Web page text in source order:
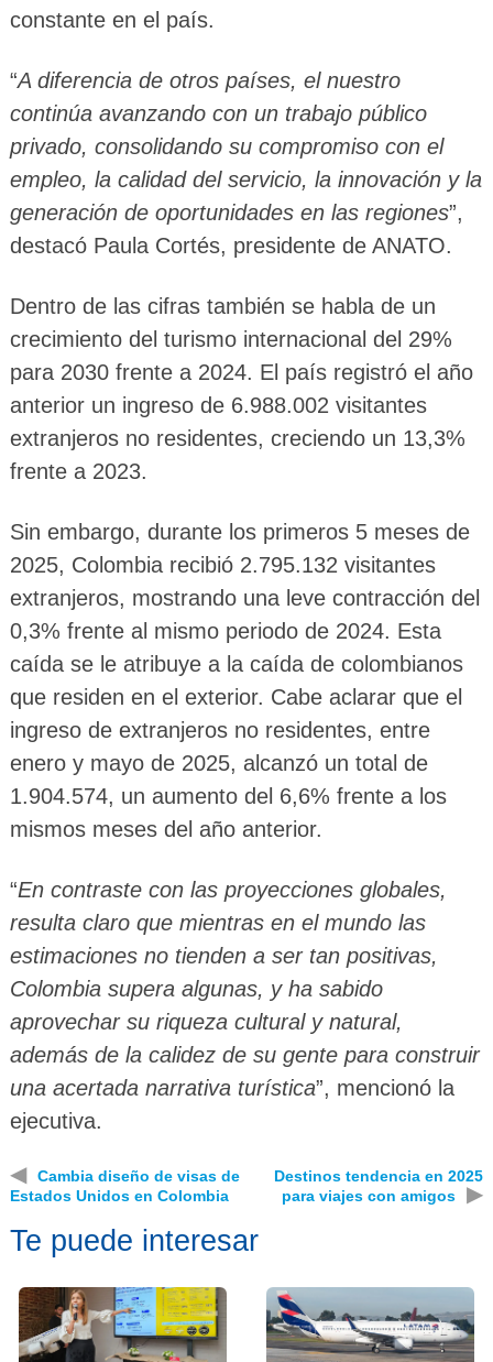
constante en el país.
“A diferencia de otros países, el nuestro
continúa avanzando con un trabajo público
privado, consolidando su compromiso con el
empleo, la calidad del servicio, la innovación y la
generación de oportunidades en las regiones”,
destacó Paula Cortés, presidente de ANATO.
Dentro de las cifras también se habla de un
crecimiento del turismo internacional del 29%
para 2030 frente a 2024. El país registró el año
anterior un ingreso de 6.988.002 visitantes
extranjeros no residentes, creciendo un 13,3%
frente a 2023.
Sin embargo, durante los primeros 5 meses de
2025, Colombia recibió 2.795.132 visitantes
extranjeros, mostrando una leve contracción del
0,3% frente al mismo periodo de 2024. Esta
caída se le atribuye a la caída de colombianos
que residen en el exterior. Cabe aclarar que el
ingreso de extranjeros no residentes, entre
enero y mayo de 2025, alcanzó un total de
1.904.574, un aumento del 6,6% frente a los
mismos meses del año anterior.
“En contraste con las proyecciones globales,
resulta claro que mientras en el mundo las
estimaciones no tienden a ser tan positivas,
Colombia supera algunas, y ha sabido
aprovechar su riqueza cultural y natural,
además de la calidez de su gente para construir
una acertada narrativa turística”, mencionó la
ejecutiva.
◀
Cambia diseño de visas de
Estados Unidos en Colombia
Destinos tendencia en 2025
para viajes con amigos
▶
Te puede interesar